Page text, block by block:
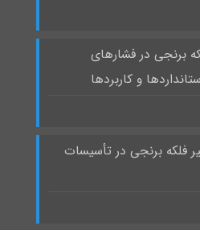
برنجی در فشارهای
و کاربردها
فلکه برنجی در تأسیسات